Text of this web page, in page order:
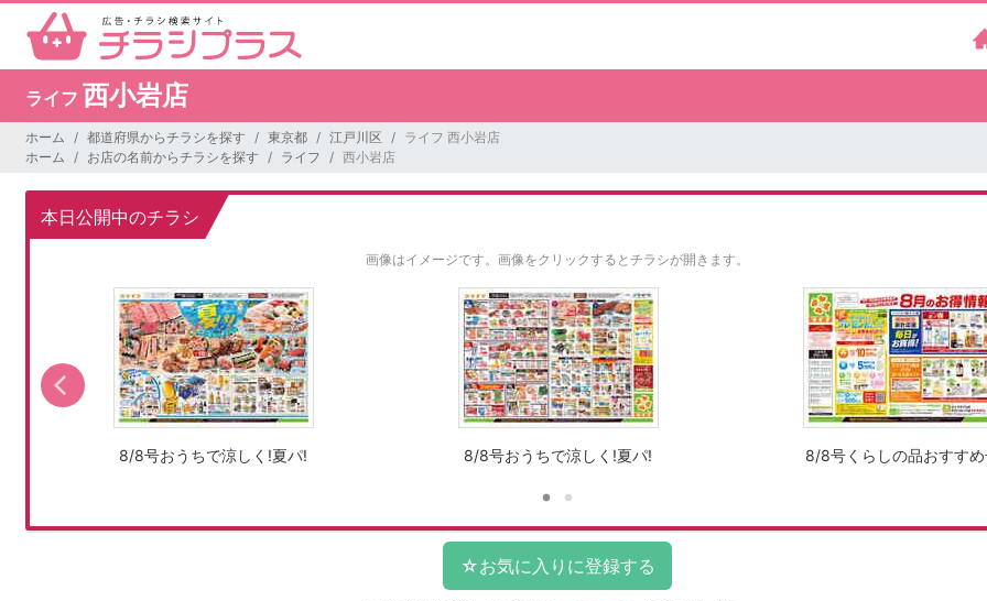
ライフ 西小岩店
ホーム 都道府県からチラシを探す 東京都 江戸川区
ライフ 西小岩店
ホーム
お店の名前からチラシを探す ライフ 西小岩店
本日公開中のチラシ
画像はイメージです。 画像をクリックするとチラシが開きます。
8/8号おうちで涼しく!夏パ! 8/8号おうちで涼しく!夏パ! 8/8号くらしの品おすす